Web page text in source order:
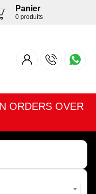
Panier
0 produits
ORDERS OVER